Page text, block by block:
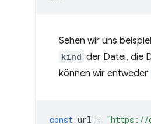
Sehen wir uns
kind der Datei, die
können wir entweder
const url = 'https://